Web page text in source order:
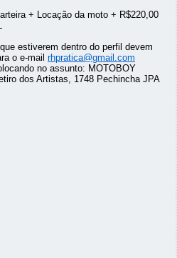
+ Locação da moto + R$220,00
estiverem dentro do perfil devem
o e-mail rhpratica@gmail.com
no assunto: MOTOBOY
dos Artistas, 1748 Pechincha JPA